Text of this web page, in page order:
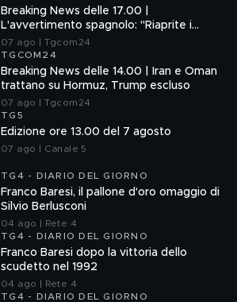
Breaking News delle 17.00 |
L'avvertimento spagnolo: "Riaprite i
confini"
07 ago | Tgcom24
TGCOM24
Breaking News delle 14.00 | Iran e Oman
trattano su Hormuz, Trump escluso
07 ago | Tgcom24
TG5
Edizione ore 13.00 del 7 agosto
07 ago | Canale 5
TG4 - DIARIO DEL GIORNO
Franco Baresi, il pallone d'oro omaggio di
Silvio Berlusconi
04 ago | Rete 4
TG4 - DIARIO DEL GIORNO
Franco Baresi dopo la vittoria dello
scudetto nel 1992
04 ago | Rete 4
TG4 - DIARIO DEL GIORNO